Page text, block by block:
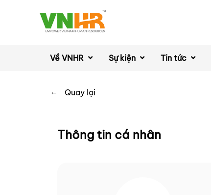
Về VNHR Sự kiện Tin tức
← Quay lại
Thông tin cá nhân